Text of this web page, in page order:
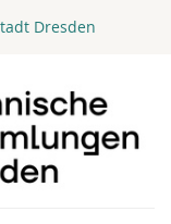
Dresden